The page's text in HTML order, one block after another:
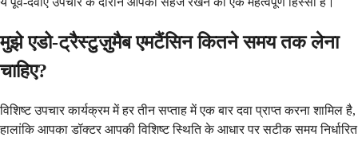
मुझे एडो-ट्रैस्टुज़ुमैब एमटैंसिन कितने समय तक लेना
चाहिए?
विशिष्ट उपचार कार्यक्रम में हर तीन सप्ताह में एक बार दवा प्राप्त करना शामिल है,
हालांकि आपका डॉक्टर आपकी विशिष्ट स्थिति के आधार पर सटीक समय निर्धारित